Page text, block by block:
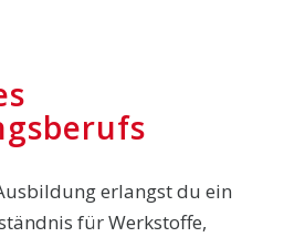
erlangst du ein
für Werkstoffe,